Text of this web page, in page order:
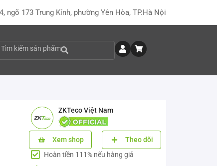
ngõ 173 Trung Kính, phường Yên Hòa, TP.Hà Nội
Tìm kiếm sản phẩm
ZKTeco Việt Nam
Xem shop
Theo dõi
Hoàn tiền 111% nếu hàng giả